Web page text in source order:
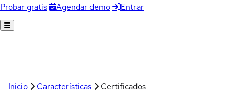
Probar gratis
Agendar demo Entrar
Inicio Características
Certificados